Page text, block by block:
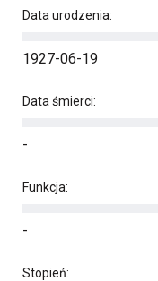
Data urodzenia:
1927-06-19
Data śmierci:
-
Funkcja:
-
Stopień: